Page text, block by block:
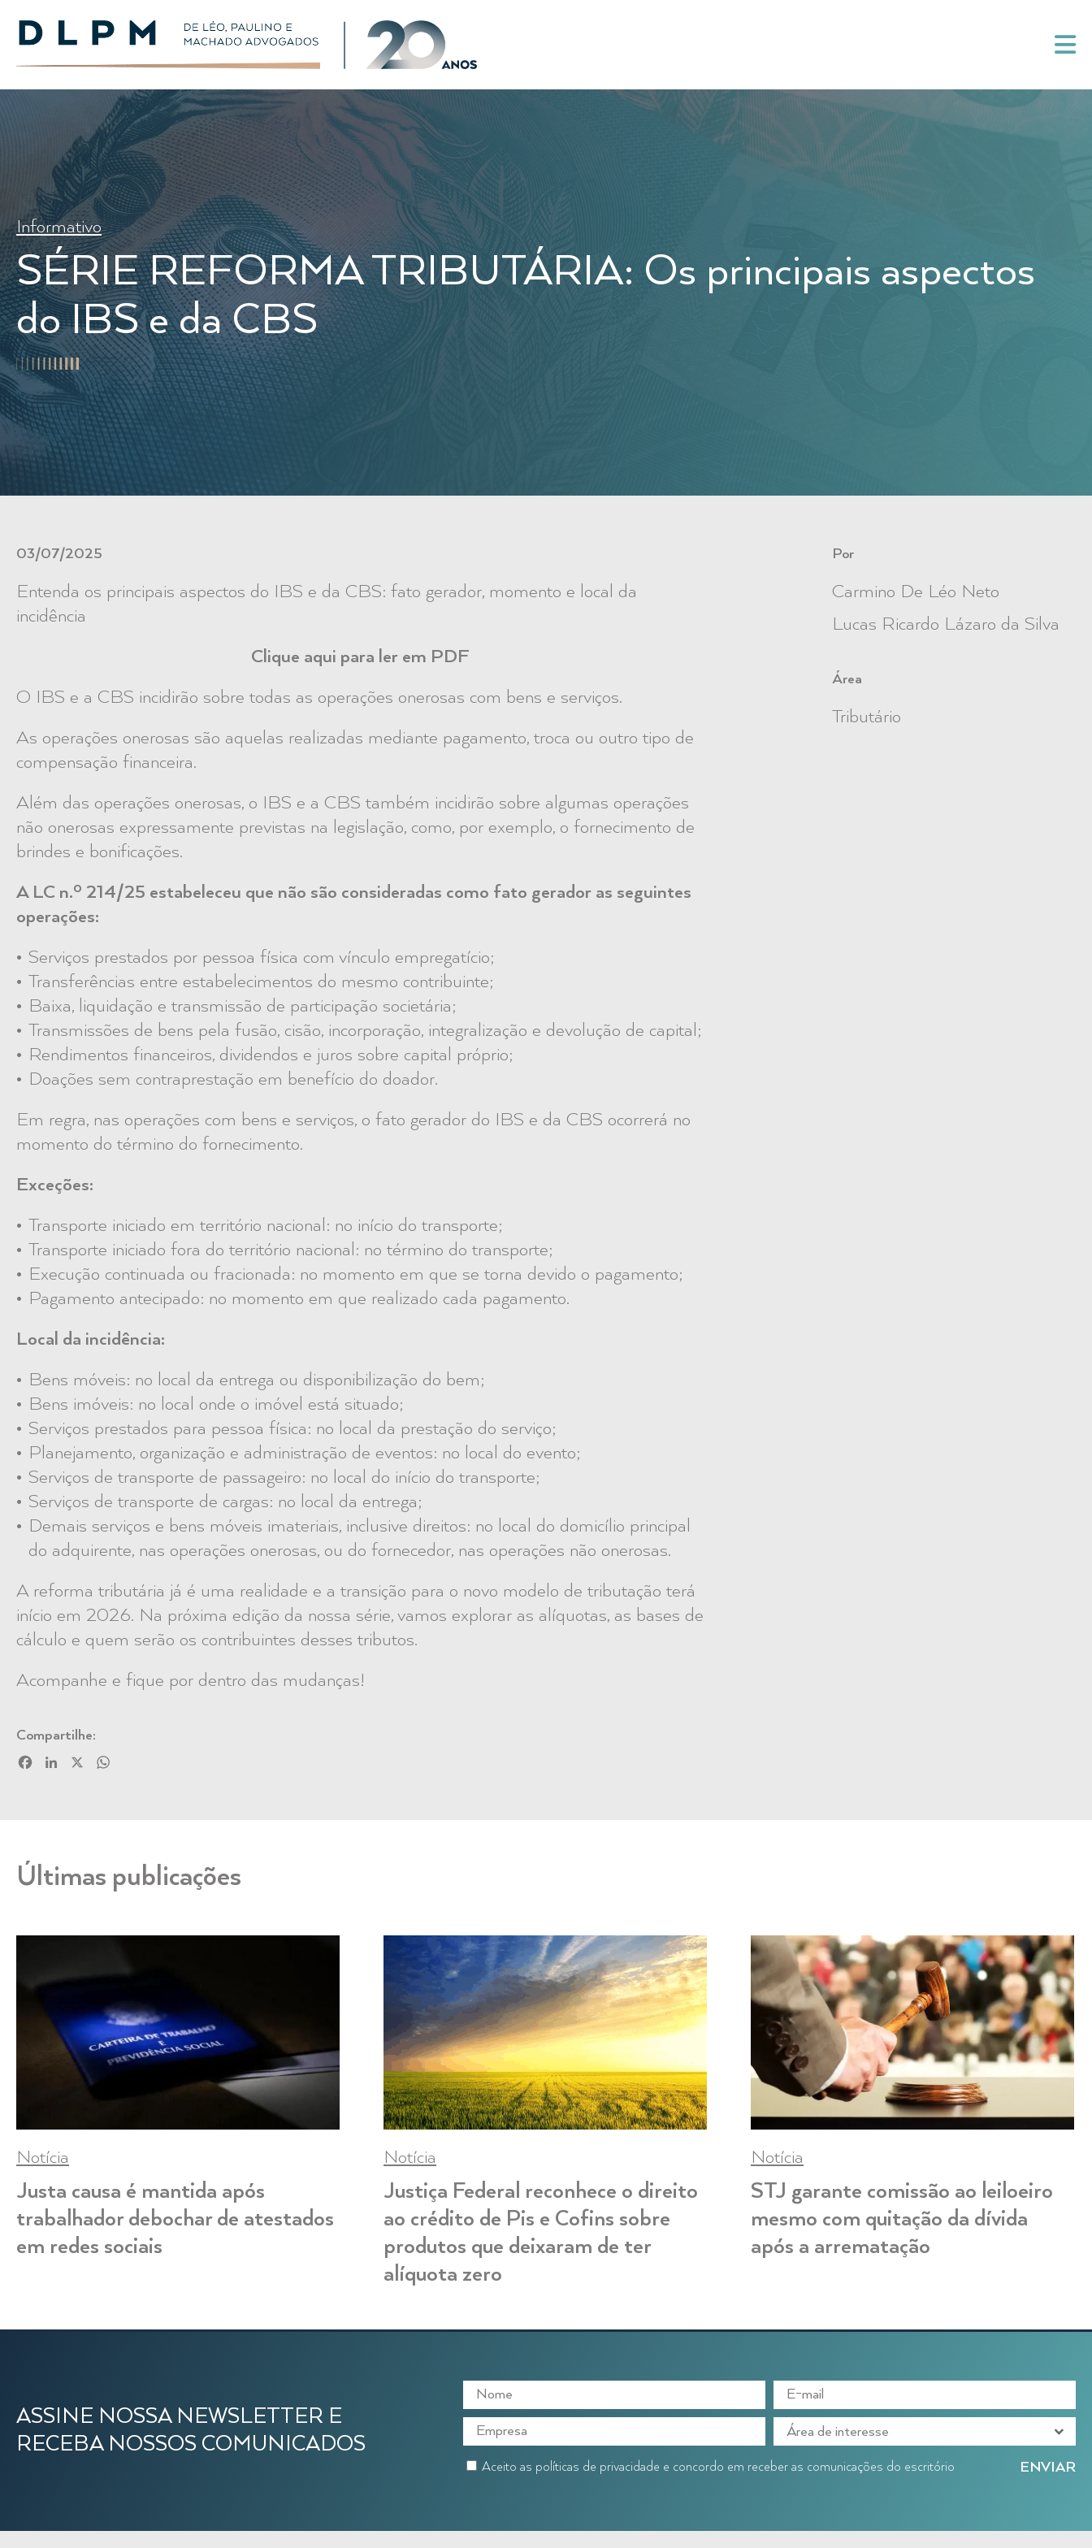
Informativo
SÉRIE REFORMA TRIBUTÁRIA: Os principais aspectos
do IBS e da CBS
03/07/2025
Entenda os principais aspectos do IBS e da CBS: fato gerador, momento e local da
incidência
Clique aqui para ler em PDF
O IBS e a CBS incidirão sobre todas as operações onerosas com bens e serviços.
As operações onerosas são aquelas realizadas mediante pagamento, troca ou outro tipo de
compensação financeira.
Além das operações onerosas, o IBS e a CBS também incidirão sobre algumas operações
não onerosas expressamente previstas na legislação, como, por exemplo, o fornecimento de
brindes e bonificações.
A LC n.º 214/25 estabeleceu que não são consideradas como fato gerador as seguintes
operações:
Serviços prestados por pessoa física com vínculo empregatício;
Transferências entre estabelecimentos do mesmo contribuinte;
Baixa, liquidação e transmissão de participação societária;
Transmissões de bens pela fusão, cisão, incorporação, integralização e devolução de capital;
Rendimentos financeiros, dividendos e juros sobre capital próprio;
Doações sem contraprestação em benefício do doador.
Em regra, nas operações com bens e serviços, o fato gerador do IBS e da CBS ocorrerá no
momento do término do fornecimento.
Exceções:
Transporte iniciado em território nacional: no início do transporte;
Transporte iniciado fora do território nacional: no término do transporte;
Execução continuada ou fracionada: no momento em que se torna devido o pagamento;
Pagamento antecipado: no momento em que realizado cada pagamento.
Local da incidência:
Bens móveis: no local da entrega ou disponibilização do bem;
Bens imóveis: no local onde o imóvel está situado;
Serviços prestados para pessoa física: no local da prestação do serviço;
Planejamento, organização e administração de eventos: no local do evento;
Serviços de transporte de passageiro: no local do início do transporte;
Serviços de transporte de cargas: no local da entrega;
Demais serviços e bens móveis imateriais, inclusive direitos: no local do domicílio principal
do adquirente, nas operações onerosas, ou do fornecedor, nas operações não onerosas.
A reforma tributária já é uma realidade e a transição para o novo modelo de tributação terá
início em 2026. Na próxima edição da nossa série, vamos explorar as alíquotas, as bases de
cálculo e quem serão os contribuintes desses tributos.
Acompanhe e fique por dentro das mudanças!
Por
Carmino De Léo Neto
Lucas Ricardo Lázaro da Silva
Área
Tributário
Compartilhe:
FacebookLinkedIn
Últimas publicações
Notícia
Justa causa é mantida após
trabalhador debochar de atestados
em redes sociais
Notícia
Justiça Federal reconhece o direito
ao crédito de Pis e Cofins sobre
produtos que deixaram de ter
alíquota zero
Notícia
STJ garante comissão ao leiloeiro
mesmo com quitação da dívida
após a arrematação
ASSINE NOSSA NEWSLETTER E
RECEBA NOSSOS COMUNICADOS
Aceito as políticas de privacidade e concordo em receber as comunicações do escritório